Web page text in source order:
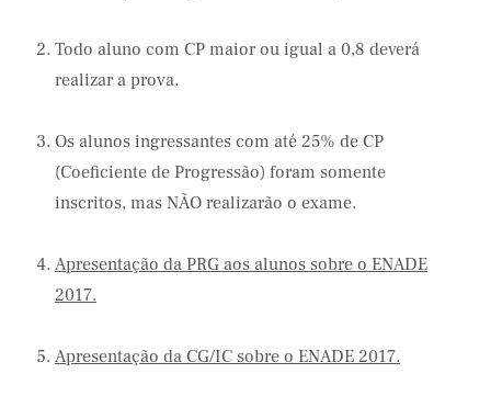
Todo aluno com CP maior ou igual a 0,8 deverá
realizar a prova.
Os alunos ingressantes com até 25% de CP
(Coeficiente de Progressão) foram somente
inscritos, mas NÃO realizarão o exame.
Apresentação da PRG aos alunos sobre o ENADE
2017.
Apresentação da CG/IC sobre o ENADE 2017.